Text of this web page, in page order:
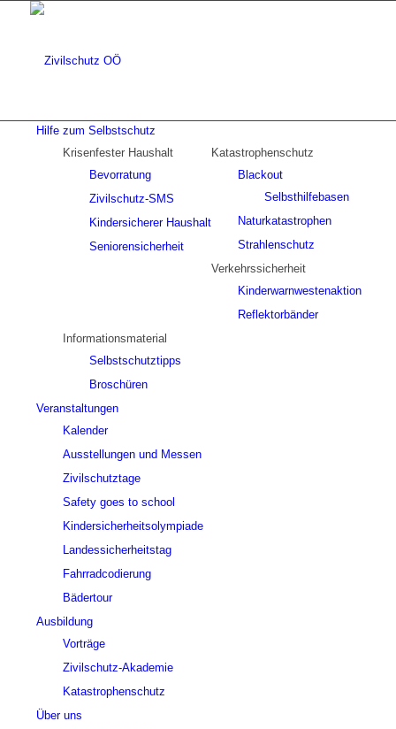
Hilfe zum Selbstschutz
Krisenfester Haushalt
Bevorratung
Zivilschutz-SMS
Kindersicherer Haushalt
Seniorensicherheit
Katastrophenschutz
Blackout
Selbsthilfebasen
Naturkatastrophen
Strahlenschutz
Verkehrssicherheit
Kinderwarnwestenaktion
Reflektorbänder
Informationsmaterial
Selbstschutztipps
Broschüren
Veranstaltungen
Kalender
Ausstellungen und Messen
Zivilschutztage
Safety goes to school
Kindersicherheitsolympiade
Landessicherheitstag
Fahrradcodierung
Bädertour
Ausbildung
Vorträge
Zivilschutz-Akademie
Katastrophenschutz
Über uns